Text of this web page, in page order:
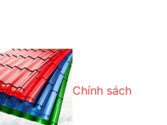
Chính sách